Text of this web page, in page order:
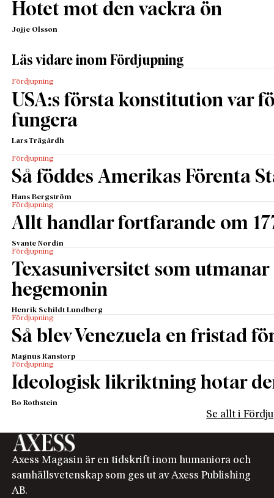
Hotet mot den vackra ön
Jojje Olsson
Läs vidare inom Fördjupning
Fördjupning
USA:s första konstitution var
fungera
Lars Trägårdh
Fördjupning
Så föddes Amerikas Förenta
Hans Bergström
Fördjupning
Allt handlar fortfarande om
Svante Nordin
Fördjupning
Texasuniversitet som utmanar
hegemonin
Henrik Schildt Lundberg
Fördjupning
Så blev Venezuela en fristad
Magnus Ranstorp
Fördjupning
Ideologisk likriktning hotar
Bo Rothstein
Se allt i
Axess Magasin är en tidskrift inom humaniora och
samhällsvetenskap som ges ut av Axess Publishing
AB.